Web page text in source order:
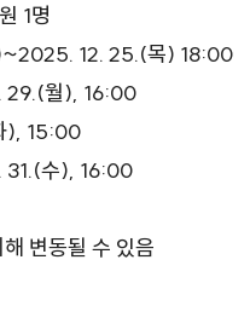
1명
12. 25.(목) 18:00
29.(월), 16:00
), 15:00
31.(수), 16:00
변동될 수 있음